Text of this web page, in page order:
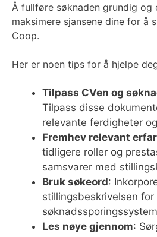
Å fullføre søknaden grundig
maksimere sjansene dine for å
Coop.
Her er noen tips for å hjelpe
Tilpass CVen og
Tilpass disse
relevante ferdigheter
Fremhev relevant
tidligere roller og
samsvarer med
Bruk søkeord:
stillingsbeskrivelsen for
Les nøye gjennom: